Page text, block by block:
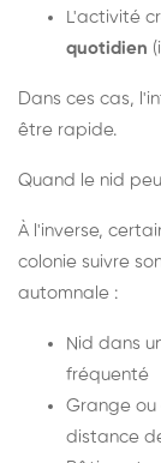
L'activité
quotidien
Dans ces cas,
être rapide.
Quand le nid
À l'inverse,
colonie suivre
automnale :
Nid dans
fréquenté
Grange
distance